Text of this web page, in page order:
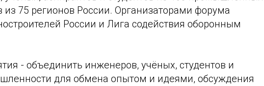
из 75 регионов России. Организаторами форума
России и Лига содействия оборонным
- объединить инженеров, учёных, студентов и
для обмена опытом и идеями, обсуждения